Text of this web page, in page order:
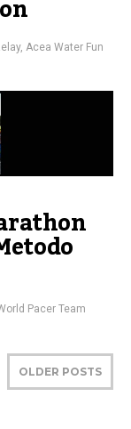
, Acea Water Fun
Pacer Team
OLDER POSTS